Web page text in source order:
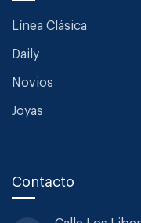
Línea Clásica
Daily
Novios
Joyas
Contacto